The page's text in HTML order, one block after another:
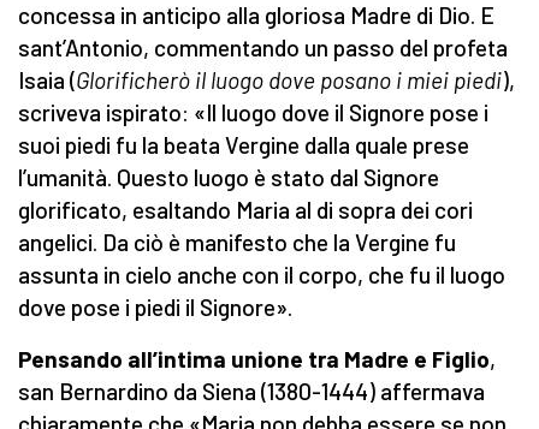
concessa in anticipo alla gloriosa Madre di Dio. E
sant’Antonio, commentando un passo del profeta
Isaia (Glorificherò il luogo dove posano i miei piedi),
scriveva ispirato: «Il luogo dove il Signore pose i
suoi piedi fu la beata Vergine dalla quale prese
l’umanità. Questo luogo è stato dal Signore
glorificato, esaltando Maria al di sopra dei cori
angelici. Da ciò è manifesto che la Vergine fu
assunta in cielo anche con il corpo, che fu il luogo
dove pose i piedi il Signore».
Pensando all’intima unione tra Madre e Figlio,
san Bernardino da Siena (1380-1444) affermava